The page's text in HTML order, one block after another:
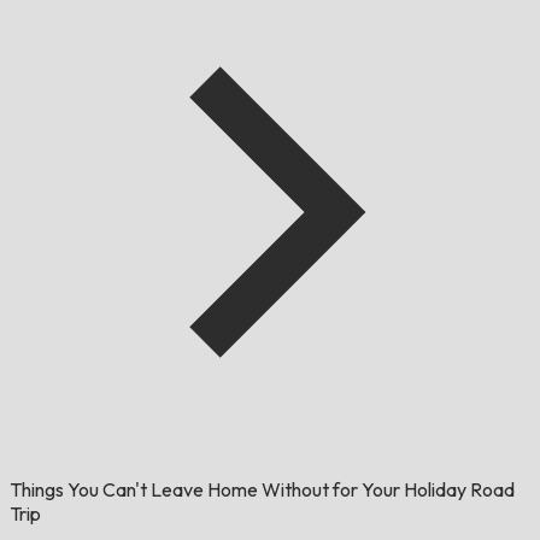
Things You Can't Leave Home Without for Your Holiday Road
Trip